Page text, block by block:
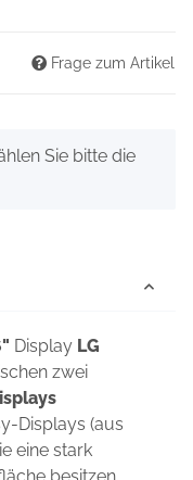
Frage zum Artikel
Sie bitte die
Display LG
zwei
Displays (aus
eine stark